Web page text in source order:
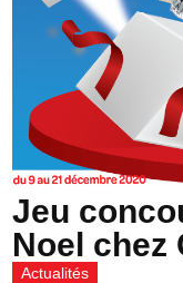
Jeu
Noel chez
Actualités